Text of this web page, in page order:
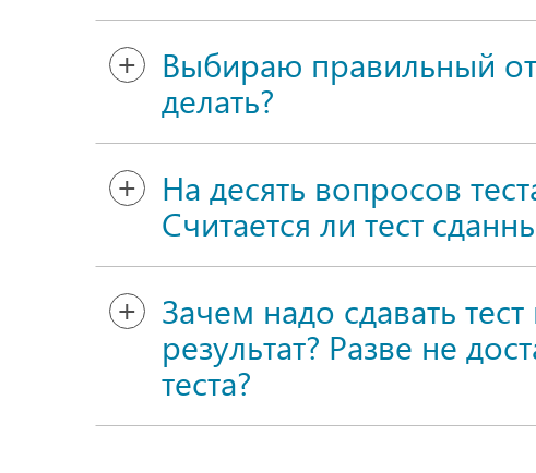
Выбираю правильный
делать?
На десять вопросов
Считается ли тест
Зачем надо сдавать
результат? Разве не
теста?